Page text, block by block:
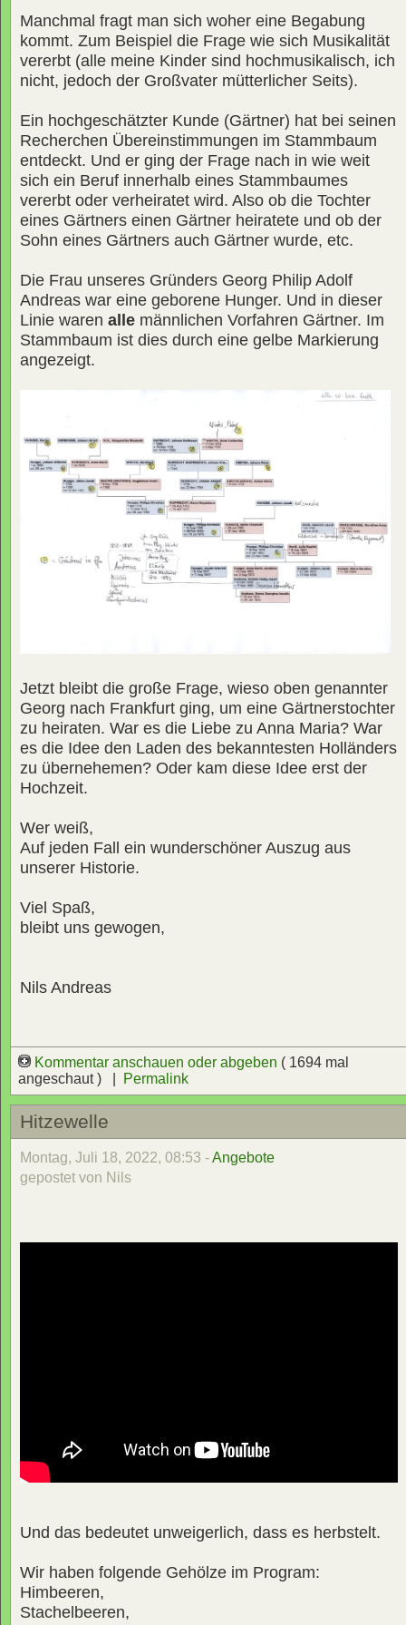
Manchmal fragt man sich woher eine Begabung
kommt. Zum Beispiel die Frage wie sich Musikalität
vererbt (alle meine Kinder sind hochmusikalisch, ich
nicht, jedoch der Großvater mütterlicher Seits).
Ein hochgeschätzter Kunde (Gärtner) hat bei seinen
Recherchen Übereinstimmungen im Stammbaum
entdeckt. Und er ging der Frage nach in wie weit
sich ein Beruf innerhalb eines Stammbaumes
vererbt oder verheiratet wird. Also ob die Tochter
eines Gärtners einen Gärtner heiratete und ob der
Sohn eines Gärtners auch Gärtner wurde, etc.
Die Frau unseres Gründers Georg Philip Adolf
Andreas war eine geborene Hunger. Und in dieser
Linie waren alle männlichen Vorfahren Gärtner. Im
Stammbaum ist dies durch eine gelbe Markierung
angezeigt.
Jetzt bleibt die große Frage, wieso oben genannter
Georg nach Frankfurt ging, um eine Gärtnerstochter
zu heiraten. War es die Liebe zu Anna Maria? War
es die Idee den Laden des bekanntesten Holländers
zu übernehemen? Oder kam diese Idee erst der
Hochzeit.
Wer weiß,
Auf jeden Fall ein wunderschöner Auszug aus
unserer Historie.
Viel Spaß,
bleibt uns gewogen,
Nils Andreas
Kommentar anschauen oder abgeben ( 1694 mal
angeschaut ) |
Permalink
Hitzewelle
Montag, Juli 18, 2022, 08:53 -Angebote
gepostet von Nils
Und das bedeutet unweigerlich, dass es herbstelt.
Wir haben folgende Gehölze im Program:
Himbeeren,
Stachelbeeren,